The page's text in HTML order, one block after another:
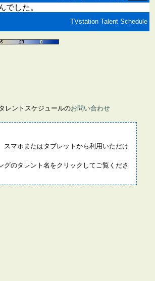
でした。
TVstation Talent Schedule
レントスケジュールのお問い合わせ
マホまたはタブレットから利用いただけ
グのタレント名をクリックしてご覧くださ